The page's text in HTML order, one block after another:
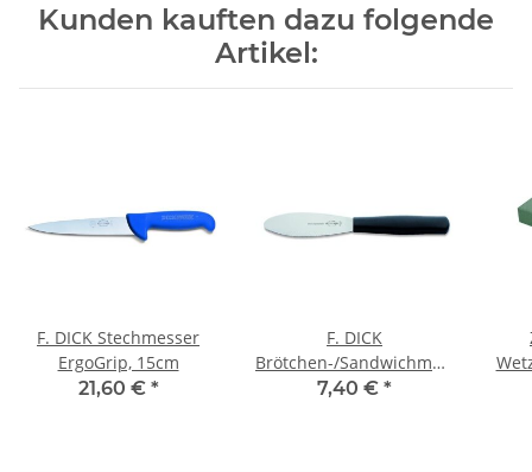
Kunden kauften dazu folgende
Artikel:
F. DICK Stechmesser
ErgoGrip, 15cm
21,60 € *
F. DICK
Brötchen-/Sandwichmesser
ProDynamic, 11 cm
7,40 € *